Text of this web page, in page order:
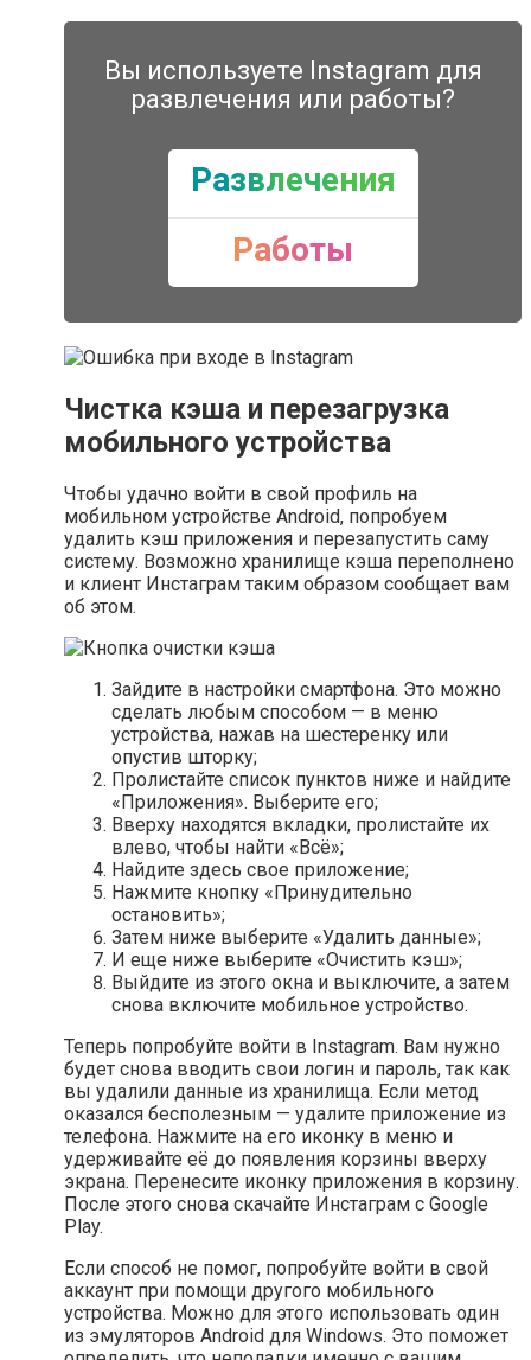
Вы используете Instagram для
развлечения или работы?
Развлечения
Работы
Чистка кэша и перезагрузка
мобильного устройства
Чтобы удачно войти в свой профиль на
мобильном устройстве Android, попробуем
удалить кэш приложения и перезапустить саму
систему. Возможно хранилище кэша переполнено
и клиент Инстаграм таким образом сообщает вам
об этом.
Зайдите в настройки смартфона. Это можно
сделать любым способом — в меню
устройства, нажав на шестеренку или
опустив шторку;
Пролистайте список пунктов ниже и найдите
«Приложения». Выберите его;
Вверху находятся вкладки, пролистайте их
влево, чтобы найти «Всё»;
Найдите здесь свое приложение;
Нажмите кнопку «Принудительно
остановить»;
Затем ниже выберите «Удалить данные»;
И еще ниже выберите «Очистить кэш»;
Выйдите из этого окна и выключите, а затем
снова включите мобильное устройство.
Теперь попробуйте войти в Instagram. Вам нужно
будет снова вводить свои логин и пароль, так как
вы удалили данные из хранилища. Если метод
оказался бесполезным — удалите приложение из
телефона. Нажмите на его иконку в меню и
удерживайте её до появления корзины вверху
экрана. Перенесите иконку приложения в корзину.
После этого снова скачайте Инстаграм с Google
Play.
Если способ не помог, попробуйте войти в свой
аккаунт при помощи другого мобильного
устройства. Можно для этого использовать один
из эмуляторов Android для Windows. Это поможет